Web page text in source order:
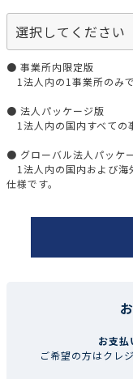
● 事業所内限定版
1法人内の1事業所のみ
● 法人パッケージ版
1法人内の国内すべての
● グローバル法人パッケ
1法人内の国内および海
仕様です。
お支払
ご希望の方はクレ